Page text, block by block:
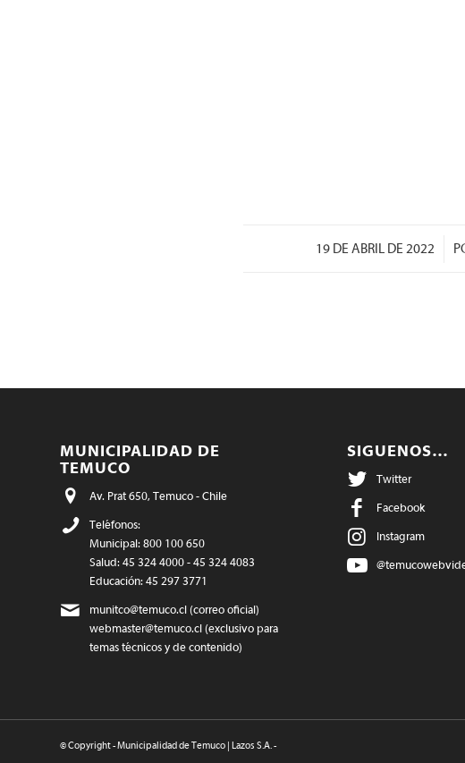
19 DE ABRIL DE 2022
/
MUNICIPALIDAD DE
TEMUCO
Av. Prat 650, Temuco - Chile
Teléfonos:
Municipal: 800 100 650
Salud: 45 324 4000 - 45 324 4083
Educación: 45 297 3771
munitco@temuco.cl (correo oficial)
webmaster@temuco.cl (exclusivo para
temas técnicos y de contenido)
SIGUENOS…
Twitter
Facebook
Instagram
© Copyright - Municipalidad de Temuco | Lazos S.A. -